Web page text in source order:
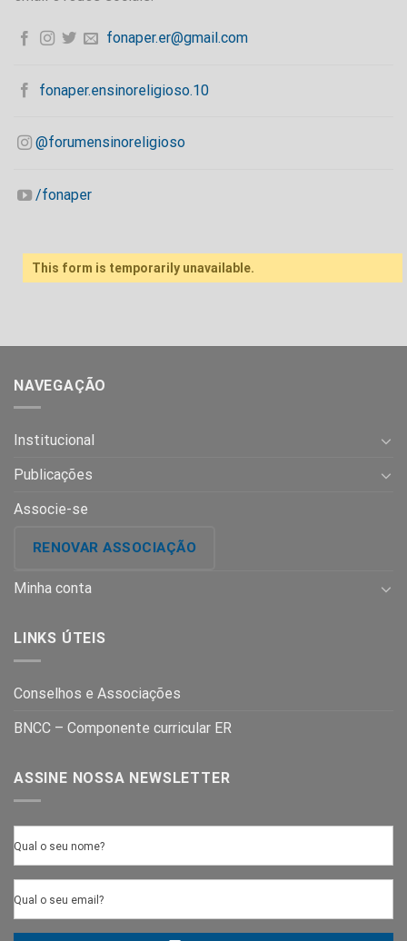
fonaper.er@gmail.com
fonaper.ensinoreligioso.10
@forumensinoreligioso
/fonaper
This form is temporarily unavailable.
NAVEGAÇÃO
Institucional
Publicações
Associe-se
RENOVAR ASSOCIAÇÃO
Minha conta
LINKS ÚTEIS
Conselhos e Associações
BNCC – Componente curricular ER
ASSINE NOSSA NEWSLETTER
Qual o seu nome?
Qual o seu email?